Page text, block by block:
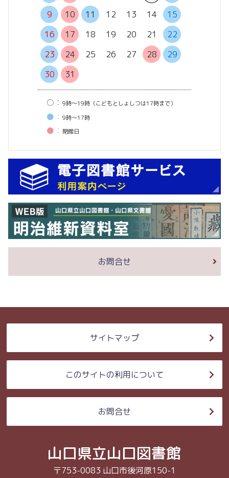
9
10 11 12 13 14
15
16
17 18 19 20 21
22
23
24 25 26 27 28
29
30
31
○： 9時〜19時（こどもとしょしつは17時まで）
●： 9時〜17時
●： 閉館⽇
お問合せ
サイトマップ
このサイトの利用について
お問合せ
山口県立山口図書館
〒753-0083 山口市後河原150-1